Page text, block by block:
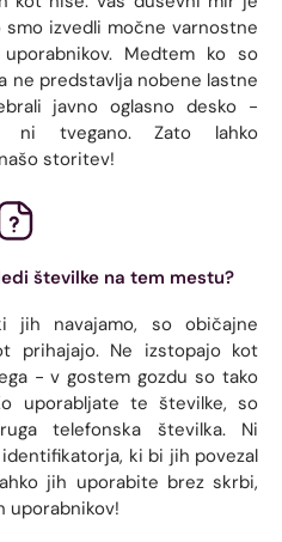
smo izvedli močne varnostne
Medtem ko so
ne predstavlja nobene lastne
javno oglasno desko -
ni tvegano. Zato lahko
storitev!
številke na tem mestu?
jih navajamo, so običajne
prihajajo. Ne izstopajo kot
- v gostem gozdu so tako
uporabljate te številke, so
telefonska številka. Ni
ki bi jih povezal
jih uporabite brez skrbi,
uporabnikov!